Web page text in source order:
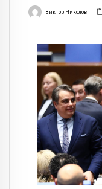
Виктор Николов